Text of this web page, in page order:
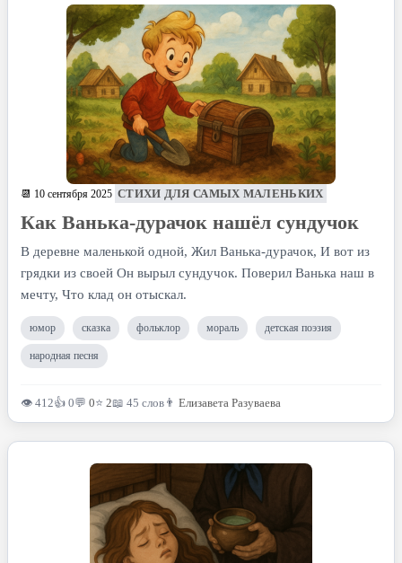
📆 10 сентября 2025 СТИХИ ДЛЯ САМЫХ МАЛЕНЬКИХ
Как Ванька-дурачок нашёл сундучок
В деревне маленькой одной, Жил Ванька-дурачок, И вот из
грядки из своей Он вырыл сундучок. Поверил Ванька наш в
мечту, Что клад он отыскал.
юмор сказка фольклор мораль детская поэзия
народная песня
👁 412👍 0💬 0⭐ 2📖 45 слов 👨 Елизавета Разуваева